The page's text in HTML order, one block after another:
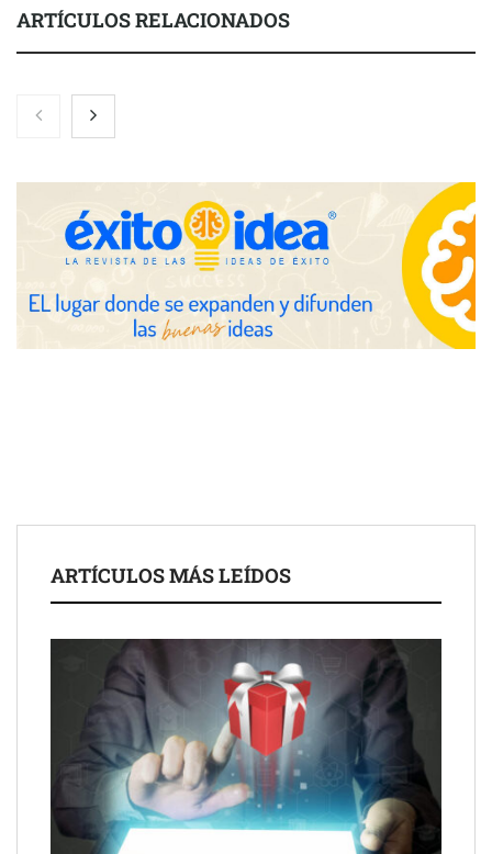
ARTÍCULOS RELACIONADOS
Nicols presenta seis modelos de anillos de compromiso para el
eclipse solar del 12 de agosto
Zoomex mejora su Strategy Center con herramientas
avanzadas para trading estratégico
COMPALISS de LYSOTRIC: cuando un solo producto multiplica
las posibilidades del salón profesional
Schaeffler mejora su rentabilidad en el primer semestre de 2026
NOVA: innovación y diseño que transforman espacios de la
ARTÍCULOS MÁS LEÍDOS